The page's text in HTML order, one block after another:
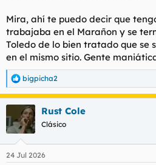
Mira, ahí te puedo decir que
trabajaba en el Marañon y se
Toledo de lo bien tratado que se
en el mismo sitio. Gente
R
e
a
c
i
e
bigpicha2
Rust Cole
Clásico
24 Jul 2026